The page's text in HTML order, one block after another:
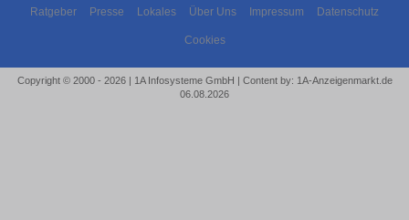
Ratgeber Presse Lokales Über Uns Impressum Datenschutz
Cookies
Copyright © 2000 - 2026 | 1A Infosysteme GmbH | Content by: 1A-Anzeigenmarkt.de
06.08.2026